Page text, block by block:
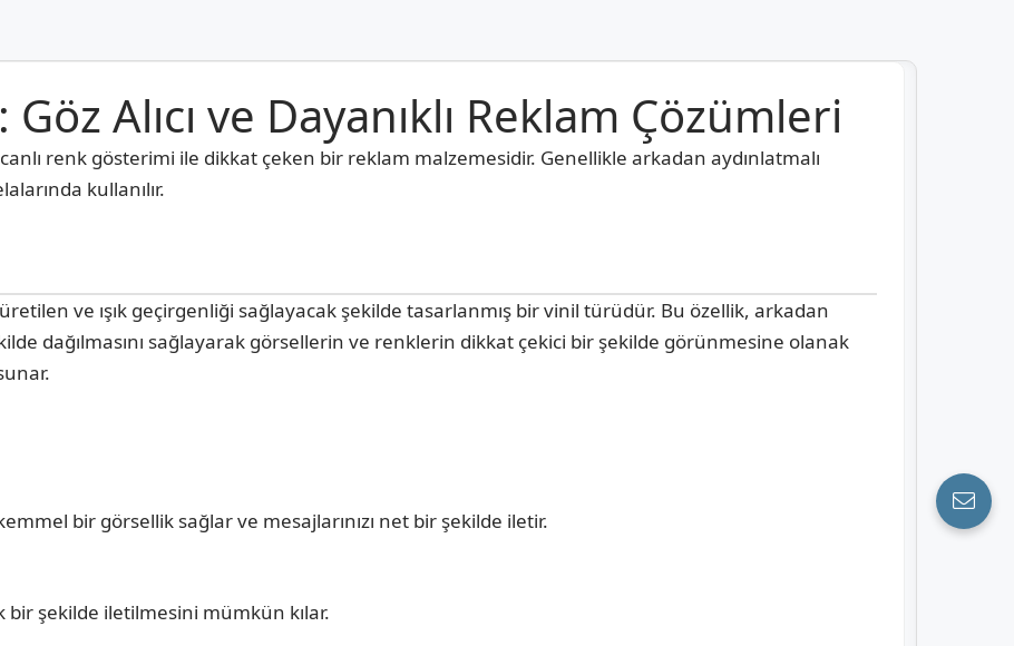
Alıcı ve Dayanıklı Reklam Çözümleri
canlı renk gösterimi ile dikkat çeken bir reklam malzemesidir. Genellikle arkadan aydınlatmalı
kullanılır.
ve ışık geçirgenliği sağlayacak şekilde tasarlanmış bir vinil türüdür. Bu özellik, arkadan
dağılmasını sağlayarak görsellerin ve renklerin dikkat çekici bir şekilde görünmesine olanak
bir görsellik sağlar ve mesajlarınızı net bir şekilde iletir.
bir şekilde iletilmesini mümkün kılar.